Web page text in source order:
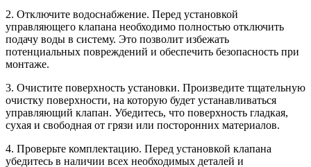
2. Отключите водоснабжение. Перед установкой
управляющего клапана необходимо полностью отключить
подачу воды в систему. Это позволит избежать
потенциальных повреждений и обеспечить безопасность при
монтаже.
3. Очистите поверхность установки. Произведите тщательную
очистку поверхности, на которую будет устанавливаться
управляющий клапан. Убедитесь, что поверхность гладкая,
сухая и свободная от грязи или посторонних материалов.
4. Проверьте комплектацию. Перед установкой клапана
убедитесь в наличии всех необходимых деталей и